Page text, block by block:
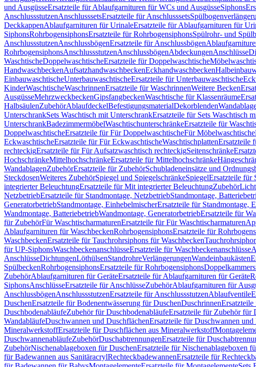
und AusgüsseErsatzteile für Ablaufgarnituren für WCs und AusgüsseSiphons
AnschlussstutzenAnschlusssetsErsatzteile für Anschlusssets
DeckkappenAblaufgarnituren für UrinaleErsatzteile für Ablaufgarnituren für
SiphonsRohrbogensiphonsErsatzteile für RohrbogensiphonsSpülrohr- und
AnschlussstutzenAnschlussbögenErsatzteile für Anschlussbögen
RohrbogensiphonsAnschlussstutzenAnschlussbögenAbdeckungenAnschlüsse
WaschtischeDoppelwaschtischeErsatzteile für Doppelwaschtische
HandwaschbeckenAufsatzhandwaschbeckenEckhandwaschbecken
EinbauwaschtischeUnterbauwaschtischeErsatzteile für Unterbauwaschtische
KinderWaschtischeWaschrinnenErsatzteile für WaschrinnenWeitere Becken
AusgüsseMehrzweckbeckenGipsfangbeckenWaschtische für Klassenräume
HalbsäulenZubehörAblaufdeckelBefestigungsmaterialDekorblenden
UnterschrankSets Waschtisch mit UnterschrankErsatzteile für Sets Waschtisch
UnterschrankBadezimmermöbelWaschtischunterschränkeErsatzteile für
DoppelwaschtischeErsatzteile für Für DoppelwaschtischeFür Möbelwaschtische
EckwaschtischeErsatzteile für Für EckwaschtischeWaschtischplattenErsatzteile
rechteckigErsatzteile für Für Aufsatzwaschtisch rechteckigSeitenschränke
HochschränkeMittelhochschränkeErsatzteile für Mittelhochschränke
WandablagenZubehörErsatzteile für ZubehörSchubladeneinsätze und
SteckdosenWeiteres ZubehörSpiegel und SpiegelschränkeSpiegelErsatzteile für
integrierter BeleuchtungErsatzteile für Mit integrierter BeleuchtungZubehör
NetzbetriebErsatzteile für Standmontage, NetzbetriebStandmontage,
GeneratorbetriebStandmontage, EinhebelmischerErsatzteile für Standmontage,
Wandmontage, BatteriebetriebWandmontage, GeneratorbetriebErsatzteile für
für ZubehörFür WaschtischarmaturenErsatzteile für Für Waschtischarmaturen
Ablaufgarnituren für WaschbeckenRohrbogensiphonsErsatzteile für
WaschbeckenErsatzteile für Tauchrohrsiphons für Waschbecken
für UP-SiphonsWaschbeckenanschlüsseErsatzteile für Waschbeckenanschlüsse
AnschlüsseDichtungenLöthülsenStandrohreVerlängerungenWandeinbaukästen
SpülbeckenRohrbogensiphonsErsatzteile für Rohrbogensiphons
ZubehörAblaufgarnituren für GeräteErsatzteile für Ablaufgarnituren für Geräte
SiphonsAnschlüsseErsatzteile für AnschlüsseZubehörAblaufgarnituren für
AnschlussbögenAnschlussstutzenErsatzteile für AnschlussstutzenAblaufventile
DuschenErsatzteile für Bodenentwässerung für DuschenDuschrinnen
DuschbodenabläufeZubehör für DuschbodenabläufeErsatzteile für Zubehör für
WandabläufeDuschwannen und DuschflächenErsatzteile für Duschwannen und
MineralwerkstoffErsatzteile für Duschflächen aus Mineralwerkstoff
DuschwannenabläufeZubehörDuschabtrennungenErsatzteile für
ZubehörNischenablageboxen für DuschenErsatzteile für Nischenablageboxen
für Badewannen aus SanitäracrylRechteckbadewannenErsatzteile für